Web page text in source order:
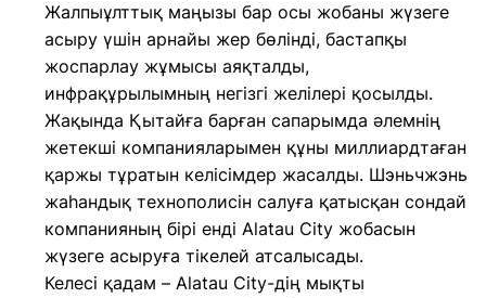
Жалпыұлттық маңызы бар осы жобаны жүзеге
асыру үшін арнайы жер бөлінді, бастапқы
жоспарлау жұмысы аяқталды,
инфрақұрылымның негізгі желілері қосылды.
Жақында Қытайға барған сапарымда әлемнің
жетекші компанияларымен құны миллиардтаған
қаржы тұратын келісімдер жасалды. Шэньчжэнь
жаһандық технополисін салуға қатысқан сондай
компанияның бірі енді Alatau City жобасын
жүзеге асыруға тікелей атсалысады.
Келесі қадам – Alatau City-дің мықты